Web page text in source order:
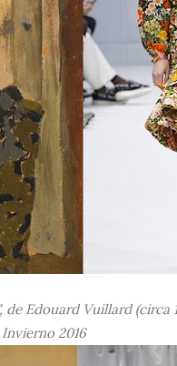
de Edouard Vuillard (circa
Invierno 2016